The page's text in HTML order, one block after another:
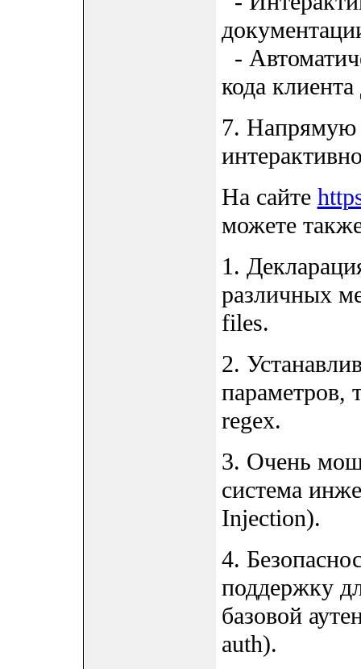
-
кода
7. Напрямую
На сайте
можете
1.
различных
files.
2.
параметров,
regex.
3. Очень
система
Injection).
4.
поддержку
базовой
auth).